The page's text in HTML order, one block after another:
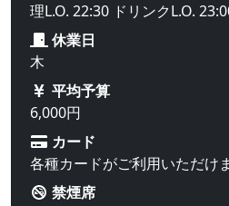
理L.O. 22:30 ドリンクL.O.
休業日
木
平均予算
6,000円
カード
各種カードがご利用いただけま
禁煙席